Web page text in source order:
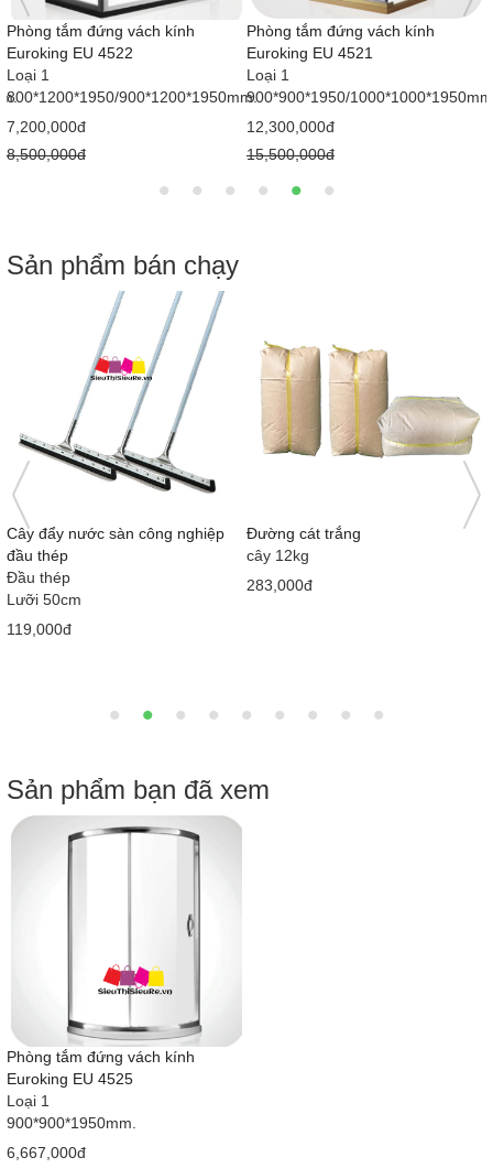
Phòng tắm đứng vách kính
Euroking EU 4522
Loại 1
800*1200*1950/900*1200*1950mm.
7,200,000đ
8,500,000đ
Phòng tắm đứng vách kính
Euroking EU 4521
Loại 1
900*900*1950/
12,300,000đ
15,500,000đ
Sản phẩm bán chạy
Cây đẩy nước sàn công nghiệp
đầu thép
Đầu thép
Lưỡi 50cm
119,000đ
Đường cát trắng
cây 12kg
283,000đ
Sản phẩm bạn đã xem
Phòng tắm đứng vách kính
Euroking EU 4525
Loại 1
900*900*1950mm.
6,667,000đ